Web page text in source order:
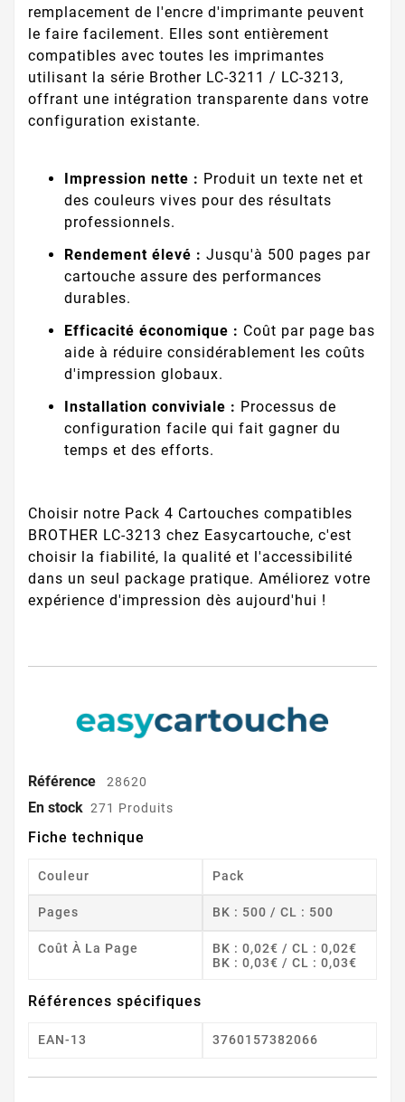
remplacement de l'encre d'imprimante peuvent
le faire facilement. Elles sont entièrement
compatibles avec toutes les imprimantes
utilisant la série Brother LC-3211 / LC-3213,
offrant une intégration transparente dans votre
configuration existante.
Impression nette : Produit un texte net et
des couleurs vives pour des résultats
professionnels.
Rendement élevé : Jusqu'à 500 pages par
cartouche assure des performances
durables.
Efficacité économique : Coût par page bas
aide à réduire considérablement les coûts
d'impression globaux.
Installation conviviale : Processus de
configuration facile qui fait gagner du
temps et des efforts.
Choisir notre Pack 4 Cartouches compatibles
BROTHER LC-3213 chez Easycartouche, c'est
choisir la fiabilité, la qualité et l'accessibilité
dans un seul package pratique. Améliorez votre
expérience d'impression dès aujourd'hui !
Référence 28620
En stock 271 Produits
Fiche technique
Couleur Pack
Pages BK : 500 / CL : 500
Coût À La Page
BK : 0,02€ / CL : 0,02€
BK : 0,03€ / CL : 0,03€
Références spécifiques
EAN-13 3760157382066